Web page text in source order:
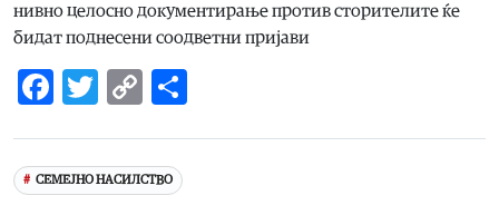
нивно целосно документирање против сторителите ќе
бидат поднесени соодветни пријави
Facebook
Twitter
Copy
СЕМЕЈНО НАСИЛСТВО